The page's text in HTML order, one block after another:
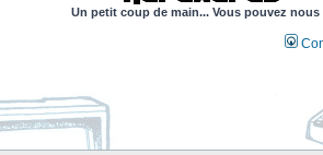
Un petit coup de main... Vous pouvez